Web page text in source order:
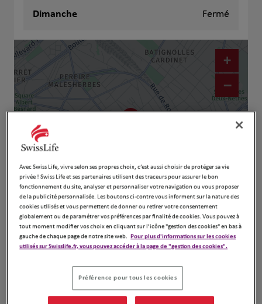
Dimanche Fermé
+
−
Leaflet| Map ©2026HERE
Naviguer Itinéraire
Avec Swiss Life, vivre selon ses propres choix, c’est aussi choisir de protéger sa vie
privée ! Swiss Life et ses partenaires utilisent des traceurs pour assurer le bon
fonctionnement du site, analyser et personnaliser votre navigation ou vous proposer
de la publicité personnalisée. Les boutons ci-contre vous informent sur la nature des
cookies utilisés et vous permettent de donner ou retirer votre consentement
globalement ou de paramétrer vos préférences par finalité de cookies. Vous pouvez à
tout moment modifier vos choix en cliquant sur l’icône "gestion des cookies" en bas à
gauche de chaque page de notre site web. Pour plus d'informations sur les cookies
utilisés sur Swisslife.fr, vous pouvez accéder à la page de "gestion des cookies".
Préférence pour tous les cookies